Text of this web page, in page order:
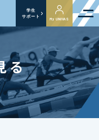
学生
サポート
My UNIVAS
る